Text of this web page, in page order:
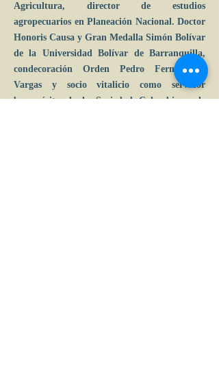
Agricultura, director de estudios
agropecuarios en Planeación Nacional. Doctor
Honoris Causa y Gran Medalla Simón Bolívar
de la Universidad Bolívar de Barranquilla,
condecoración Orden Pedro Fermín de
Vargas y socio vitalicio como servidor
benemérito de la Sociedad Colombiana de